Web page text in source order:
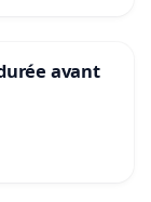
avant